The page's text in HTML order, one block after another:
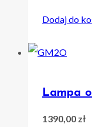
Dodaj do
Lampa
1390,00 zł